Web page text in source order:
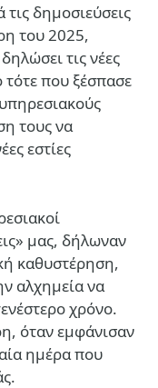
δημοσιεύσεις
του 2025,
τις νέες
που ξέσπασε
τους να
εστίες
μας, δήλωναν
καθυστέρηση,
αλχημεία να
χρόνο.
όταν εμφάνισαν
ημέρα που